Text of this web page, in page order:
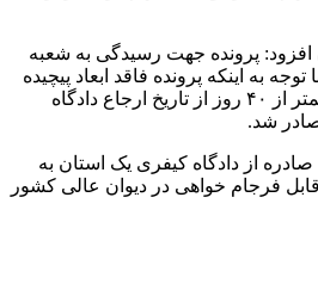
پرونده جهت رسیدگی به شعبه
به اینکه پرونده فاقد ابعاد پیچیده
قضایی و اطلاعاتی بود در کمتر از ۴۰ روز از تاریخ ارجاع دادگاه
شد.
از دادگاه کیفری یک استان به
قابل فرجام خواهی در دیوان عالی کشور